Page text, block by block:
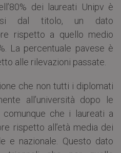
dei laureati Unipv è
dal titolo, un dato
rispetto a quello medio
La percentuale pavese è
alle rilevazioni passate.
che non tutti i diplomati
all’università dopo le
che i laureati a
rispetto all’età media dei
e nazionale. Questo dato